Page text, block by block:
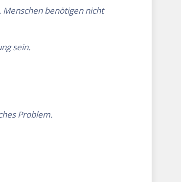
Menschen benötigen nicht
sein.
Problem.